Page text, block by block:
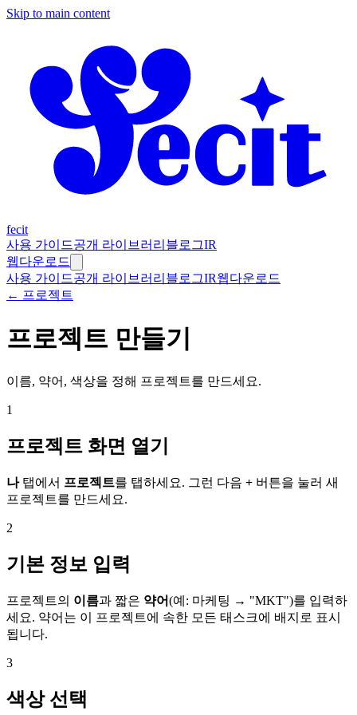
Skip to main content
fecit
사용 가이드공개 라이브러리 블로그IR
웹다운로드
사용 가이드공개 라이브러리 블로그IR웹다운로드
← 프로젝트
프로젝트 만들기
이름, 약어, 색상을 정해 프로젝트를 만드세요.
1
프로젝트 화면 열기
나탭에서 프로젝트를 탭하세요. 그런 다음 + 버튼을 눌러 새
프로젝트를 만드세요.
2
기본 정보 입력
프로젝트의 이름과 짧은 약어(예: 마케팅 → "MKT")를 입력하
세요. 약어는 이 프로젝트에 속한 모든 태스크에 배지로 표시
됩니다.
3
색상 선택